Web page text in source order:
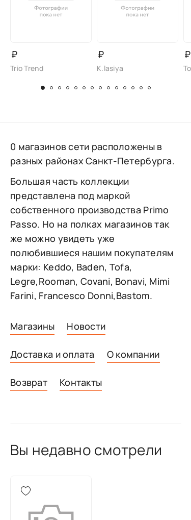
₽
Trio Trend
₽
K.lasiya
₽
Магазины Новости
Доставка и оплата О компании
Возврат Контакты
0 магазинов сети расположены в
разных районах Санкт-Петербурга.
Большая часть коллекции
представлена под маркой
собственного производства Primo
Passo. Но на полках магазинов так
же можно увидеть уже
полюбившиеся нашим покупателям
марки: Keddo, Baden, Tofa,
Legre,Rooman, Covani, Bonavi, Mimi
Farini, Francesco Donni,Bastom.
Вы недавно смотрели